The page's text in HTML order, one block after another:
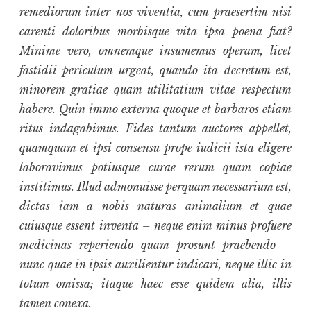
remediorum inter nos viventia, cum praesertim nisi
carenti doloribus morbisque vita ipsa poena fiat?
Minime vero, omnemque insumemus operam, licet
fastidii periculum urgeat, quando ita decretum est,
minorem gratiae quam utilitatium vitae respectum
habere. Quin immo externa quoque et barbaros etiam
ritus indagabimus. Fides tantum auctores appellet,
quamquam et ipsi consensu prope iudicii ista eligere
laboravimus potiusque curae rerum quam copiae
institimus. Illud admonuisse perquam necessarium est,
dictas iam a nobis naturas animalium et quae
cuiusque essent inventa – neque enim minus profuere
medicinas reperiendo quam prosunt praebendo –
nunc quae in ipsis auxilientur indicari, neque illic in
totum omissa; itaque haec esse quidem alia, illis
tamen conexa.